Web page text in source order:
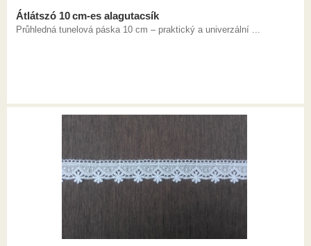
Átlátszó 10 cm-es alagutacsík
Průhledná tunelová páska 10 cm – praktický a univerzální ...